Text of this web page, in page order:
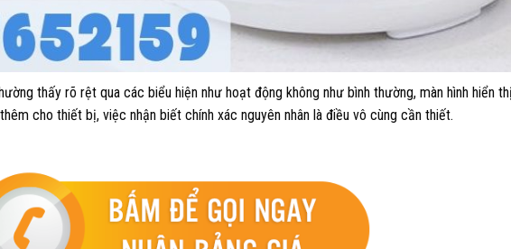
thấy rõ rệt qua các biểu hiện như hoạt động không như bình thường, màn hình hiển
cho thiết bị, việc nhận biết chính xác nguyên nhân là điều vô cùng cần thiết.